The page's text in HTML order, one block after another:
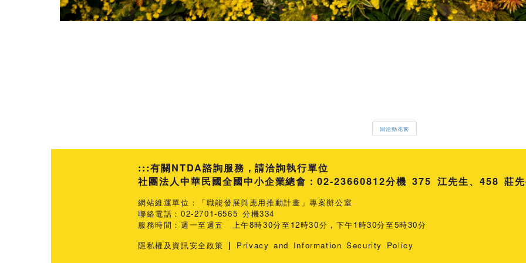
回活動花絮
:::有關NTDA諮詢服務，請洽詢執行單位
社團法人中華民國全國中小企業總會：02-23660812分機 375 江先生 458 莊
網站維運單位：「職能發展與應用推動計畫」專案辦公室
聯絡電話：02-2701-6565 分機334
服務時間：週一至週五 上午8時30分至12時30分，下午1時30分至5時30分
隱私權及資訊安全政策 | Privacy and Information Security Policy